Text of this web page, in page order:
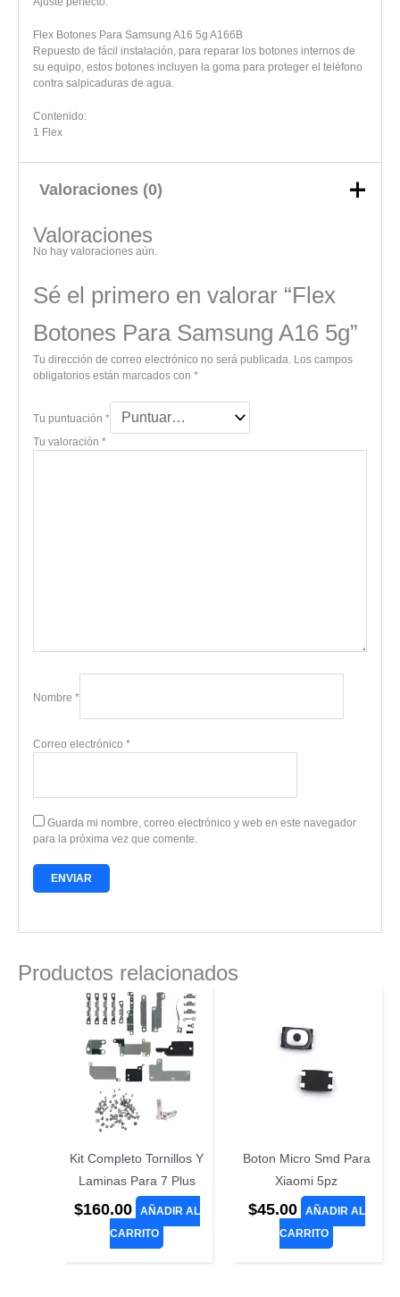
Flex Botones Para Samsung A16 5g A166B
Repuesto de fácil instalación, para reparar los botones internos de
su equipo, estos botones incluyen la goma para proteger el teléfono
contra salpicaduras de agua.
Contenido:
1 Flex
Valoraciones (0)
Valoraciones
No hay valoraciones aún.
Sé el primero en valorar “Flex
Botones Para Samsung A16 5g”
Tu dirección de correo electrónico no será publicada. Los campos
obligatorios están marcados con *
Tu puntuación *
Tu valoración *
Nombre *
Correo electrónico *
Guarda mi nombre, correo electrónico y web en este navegador
para la próxima vez que comente.
Productos relacionados
Kit Completo Tornillos Y
Laminas Para 7 Plus
$160.00
AÑADIR AL
CARRITO
Boton Micro Smd Para
Xiaomi 5pz
$45.00
AÑADIR AL
CARRITO